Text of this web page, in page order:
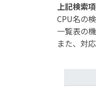
上記検索
CPU名の
一覧表の
また、対